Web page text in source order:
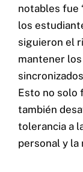
notables fue
los
siguieron el
mantener
Esto no solo
también
tolerancia a
personal y la